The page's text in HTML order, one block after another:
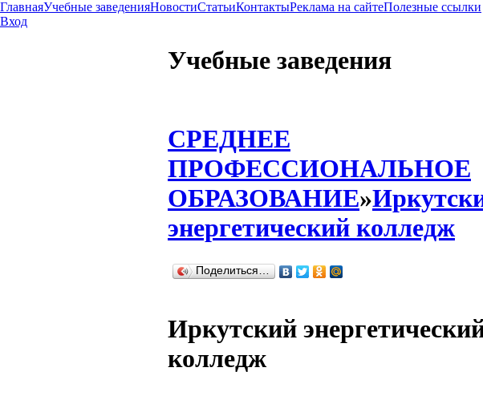
ГлавнаяУчебные заведенияНовостиСтатьиКонтактыРеклама на сайтеПолезные ссылки
Вход
Учебные заведения
СРЕДНЕЕ
ПРОФЕССИОНАЛЬНОЕ
ОБРАЗОВАНИЕ»
энергетический колледж
Поделиться…
Иркутский
колледж